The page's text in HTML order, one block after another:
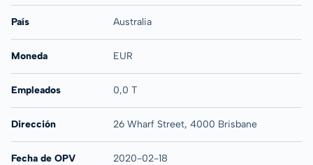
País Australia
Moneda EUR
Empleados 0,0 T
Dirección 26 Wharf Street, 4000 Brisbane
Fecha de OPV 2020-02-18